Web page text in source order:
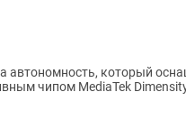
автономность, который
чипом MediaTek